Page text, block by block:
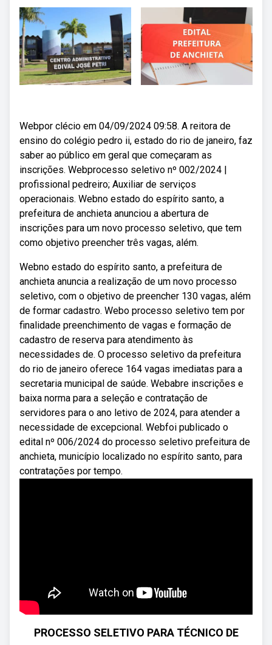
Webpor clécio em 04/09/2024 09:58. A reitora de
ensino do colégio pedro ii, estado do rio de janeiro, faz
saber ao público em geral que começaram as
inscrições. Webprocesso seletivo nº 002/2024 |
profissional pedreiro; Auxiliar de serviços
operacionais. Webno estado do espírito santo, a
prefeitura de anchieta anunciou a abertura de
inscrições para um novo processo seletivo, que tem
como objetivo preencher três vagas, além.
Webno estado do espírito santo, a prefeitura de
anchieta anuncia a realização de um novo processo
seletivo, com o objetivo de preencher 130 vagas, além
de formar cadastro. Webo processo seletivo tem por
finalidade preenchimento de vagas e formação de
cadastro de reserva para atendimento às
necessidades de. O processo seletivo da prefeitura
do rio de janeiro oferece 164 vagas imediatas para a
secretaria municipal de saúde. Webabre inscrições e
baixa norma para a seleção e contratação de
servidores para o ano letivo de 2024, para atender a
necessidade de excepcional. Webfoi publicado o
edital nº 006/2024 do processo seletivo prefeitura de
anchieta, município localizado no espírito santo, para
contratações por tempo.
PROCESSO SELETIVO PARA TÉCNICO DE